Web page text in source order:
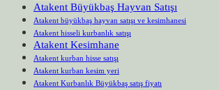
Atakent Büyükbaş Hayvan Satışı
Atakent büyükbaş hayvan satışı ve kesimhanesi
Atakent hisseli kurbanlık satışı
Atakent Kesimhane
Atakent kurban hisse satışı
Atakent kurban kesim yeri
Atakent Kurbanlık Büyükbaş satış fiyatı